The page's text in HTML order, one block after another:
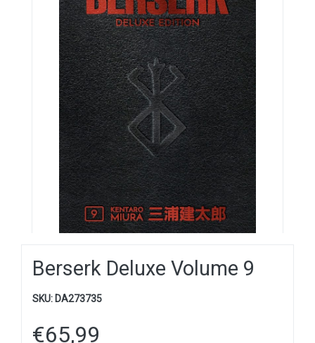
Berserk Deluxe Volume 9
SKU: DA273735
€65,99